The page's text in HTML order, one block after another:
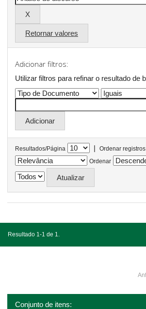
Retornar valores
Adicionar filtros:
Utilizar filtros para refinar o resultado de
Resultados/Página |
Ordenar
Ordenar
Resultado 1-1 de 1.
Conjunto de itens: